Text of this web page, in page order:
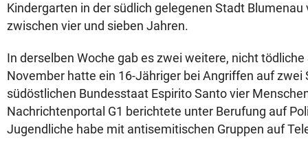
Kindergarten in der südlich gelegenen Stadt Blumenau
zwischen vier und sieben Jahren.
In derselben Woche gab es zwei weitere, nicht
November hatte ein 16-Jähriger bei Angriffen auf zwei
südöstlichen Bundesstaat Espirito Santo vier
Nachrichtenportal G1 berichtete unter Berufung auf
Jugendliche habe mit antisemitischen Gruppen auf